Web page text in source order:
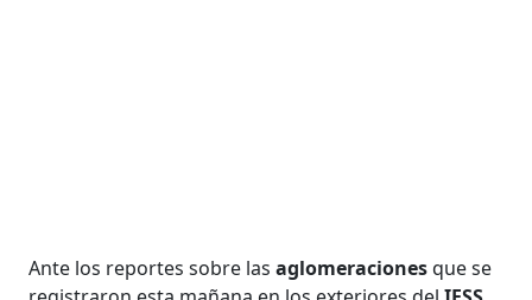
Ante los reportes sobre lasaglomeracionesque se